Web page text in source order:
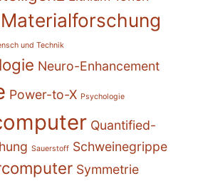
Materialforschung
und Technik
Neuro-Enhancement
Power-to-X Psychologie
Quantified-
Sauerstoff Schweinegrippe
Symmetrie